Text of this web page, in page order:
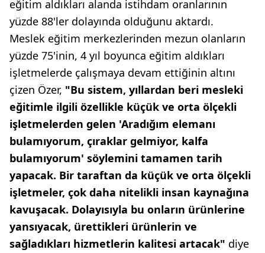
eğitim aldıkları alanda istihdam oranlarının
yüzde 88'ler dolayında olduğunu aktardı.
Meslek eğitim merkezlerinden mezun olanların
yüzde 75'inin, 4 yıl boyunca eğitim aldıkları
işletmelerde çalışmaya devam ettiğinin altını
çizen Özer, "Bu sistem, yıllardan beri mesleki
eğitimle ilgili özellikle küçük ve orta ölçekli
işletmelerden gelen 'Aradığım elemanı
bulamıyorum, çıraklar gelmiyor, kalfa
bulamıyorum' söylemini tamamen tarih
yapacak. Bir taraftan da küçük ve orta ölçekli
işletmeler, çok daha nitelikli insan kaynağına
kavuşacak. Dolayısıyla bu onların ürünlerine
yansıyacak, ürettikleri ürünlerin ve
sağladıkları hizmetlerin kalitesi artacak" diye